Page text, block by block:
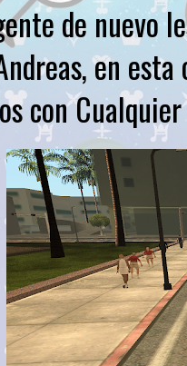
de nuevo
en
con